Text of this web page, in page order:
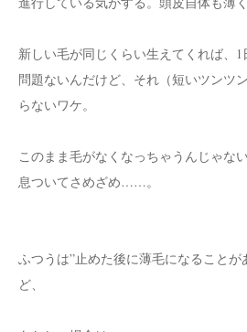
新しい毛が同じくらい生えてくれば、1
問題ないんだけど、それ（短いツンツ
らないワケ。
このまま毛がなくなっちゃうんじゃな
息ついてさめざめ……。
ふつうは”止めた後に薄毛になることが
ど、